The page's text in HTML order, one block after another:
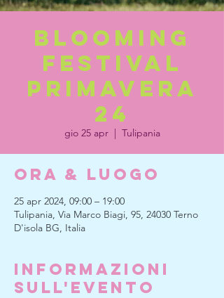
Blooming
Festival
Primavera
24
gio 25 apr
  |
Tulipania
Ora & Luogo
25 apr 2024, 09:00 – 19:00
Tulipania, Via Marco Biagi, 95, 24030 Terno
D'isola BG, Italia
Informazioni
sull'evento